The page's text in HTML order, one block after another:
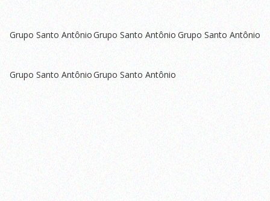
Grupo Santo AntônioGrupo Santo Antônio Grupo Santo Antônio
Grupo Santo AntônioGrupo Santo Antônio